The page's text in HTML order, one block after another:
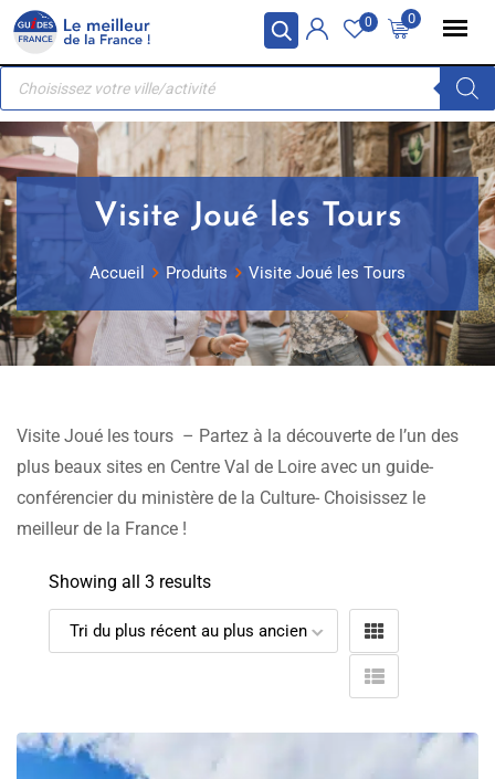
Panneau de gestion des cookies
Skip
content
0
0
Recherche
produits
Visite Joué les Tours
Accueil Produits Visite Joué les Tours
Visite Joué les tours – Partez à la découverte de l’un des
plus beaux sites en Centre Val de Loire avec un guide-
conférencier du ministère de la Culture- Choisissez le
meilleur de la France !
Showing all 3 results